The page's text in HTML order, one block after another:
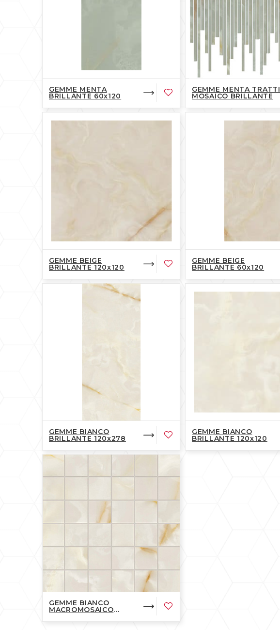
GEMME MENTA
BRILLANTE 60x120
GEMME MENTA TRATTI
MOSAICO BRILLANTE
GEMME BEIGE
BRILLANTE 120x120
GEMME BEIGE
BRILLANTE 60x120
GEMME BIANCO
BRILLANTE 120x278
GEMME BIANCO
BRILLANTE 120x120
GEMME BIANCO
MACROMOSAICO